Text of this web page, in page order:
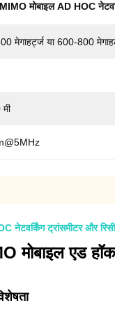
MIMO मोबाइल AD HOC
मेगाहर्ट्ज या 600-800
नेटवर्किंग ट्रांसमीटर और
एड हॉक